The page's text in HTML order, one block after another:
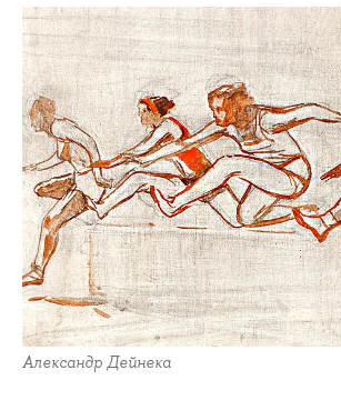
Александр Дейнека